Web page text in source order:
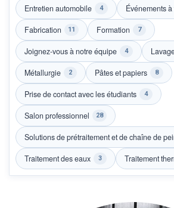
Entretien automobile 4 Événements
Fabrication 11 Formation 7
Joignez-vous à notre équipe 4
Métallurgie 2 Pâtes et papiers 8
Prise de contact avec les étudiants 4
Salon professionnel 28
Solutions de prétraitement et de chaîne de
Traitement des eaux 3 Traitement